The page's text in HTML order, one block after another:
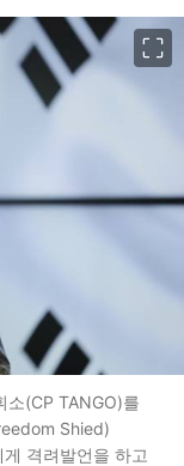
(CP TANGO)를
Shied)
격려발언을 하고